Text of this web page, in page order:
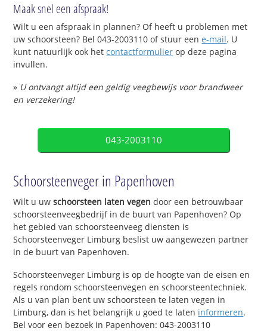
Maak snel een afspraak!
Wilt u een afspraak in plannen? Of heeft u problemen met
uw schoorsteen? Bel 043-2003110 of stuur eene-mail. U
kunt natuurlijk ook hetcontactformulier op deze pagina
invullen.
» U ontvangt altijd een geldig veegbewijs voor brandweer
en verzekering!
043-2003110
Schoorsteenveger in Papenhoven
Wilt u uwschoorsteen laten vegen door een betrouwbaar
schoorsteenveegbedrijf in de buurt van Papenhoven? Op
het gebied van schoorsteenveeg diensten is
Schoorsteenveger Limburg beslist uw aangewezen partner
in de buurt van Papenhoven.
Schoorsteenveger Limburg is op de hoogte van de eisen en
regels rondom schoorsteenvegen en schoorsteentechniek.
Als u van plan bent uw schoorsteen te laten vegen in
Limburg, dan is het belangrijk u goed te laten informeren.
Bel voor een bezoek in Papenhoven: 043-2003110